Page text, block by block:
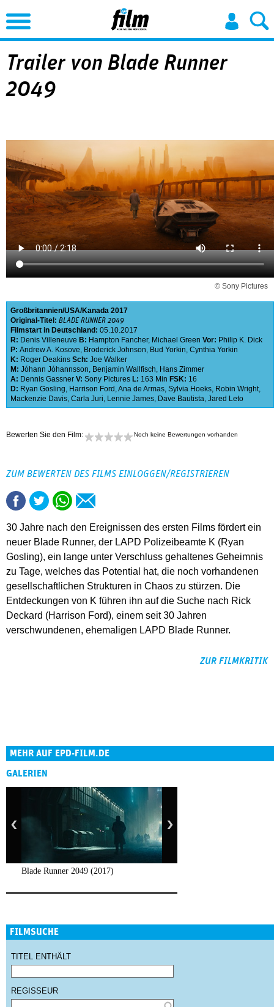
Jump to Navigation
Trailer von Blade Runner
2049
© Sony Pictures
Großbritannien USA Kanada 2017
Original-Titel: BLADE RUNNER 2049
Filmstart in Deutschland: 05.10.2017
R: Denis Villeneuve B: Hampton Fancher, Michael Green Vor: Philip K. Dick
P: Andrew A. Kosove, Broderick Johnson, Bud Yorkin, Cynthia Yorkin
K: Roger Deakins Sch: Joe Walker
M: Jóhann Jóhannsson, Benjamin Wallfisch, Hans Zimmer
A: Dennis Gassner V: Sony Pictures L: 163 Min FSK: 16
D: Ryan Gosling, Harrison Ford ,Ana de Armas, Sylvia Hoeks, Robin Wright,
Mackenzie Davis, Carla Juri, Lennie James, Dave Bautista, Jared Leto
Bewerten Sie den Film: Noch keine Bewertungen vorhanden
ZUM BEWERTEN DES FILMS EINLOGGEN/REGISTRIEREN
30 Jahre nach den Ereignissen des ersten Films fördert ein
neuer Blade Runner, der LAPD Polizeibeamte K (Ryan
Gosling), ein lange unter Verschluss gehaltenes Geheimnis
zu Tage, welches das Potential hat, die noch vorhandenen
gesellschaftlichen Strukturen in Chaos zu stürzen. Die
Entdeckungen von K führen ihn auf die Suche nach Rick
Deckard (Harrison Ford), einem seit 30 Jahren
verschwundenen, ehemaligen LAPD Blade Runner.
ZUR FILMKRITIK
MEHR AUF EPD-FILM.DE
GALERIEN
Blade Runner 2049 (2017)
FILMSUCHE
TITEL ENTHÄLT
REGISSEUR